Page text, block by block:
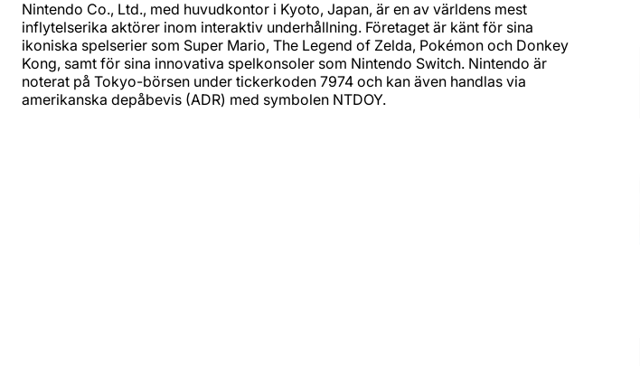
Nintendo Co., Ltd., med huvudkontor i Kyoto, Japan, är en av världens mest
inflytelserika aktörer inom interaktiv underhållning. Företaget är känt för sina
ikoniska spelserier som Super Mario, The Legend of Zelda, Pokémon och Donkey
Kong, samt för sina innovativa spelkonsoler som Nintendo Switch. Nintendo är
noterat på Tokyo-börsen under tickerkoden 7974 och kan även handlas via
amerikanska depåbevis (ADR) med symbolen NTDOY.